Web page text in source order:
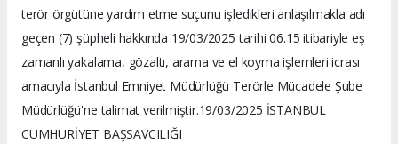
terör örgütüne yardım etme suçunu işledikleri anlaşılmakla adı
geçen (7) şüpheli hakkında 19/03/2025 tarihi 06.15 itibariyle eş
zamanlı yakalama, gözaltı, arama ve el koyma işlemleri icrası
amacıyla İstanbul Emniyet Müdürlüğü Terörle Mücadele Şube
Müdürlüğü'ne talimat verilmiştir.19/03/2025 İSTANBUL
CUMHURİYET BAŞSAVCILIĞI